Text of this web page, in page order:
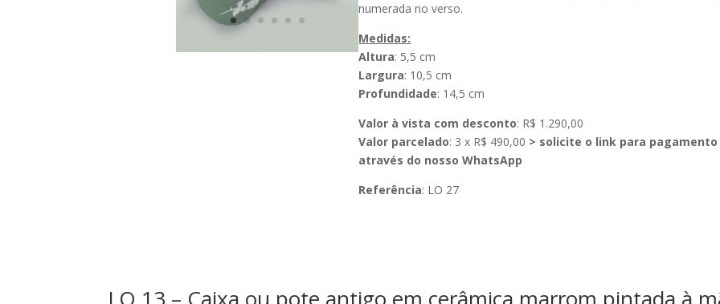
numerada no verso.
Medidas:
Altura: 5,5 cm
Largura: 10,5 cm
Profundidade: 14,5 cm
Valor à vista com desconto: R$ 1.290,00
Valor parcelado: 3 x R$ 490,00 > solicite o link para pagamento
através do nosso WhatsApp
Referência: LO 27